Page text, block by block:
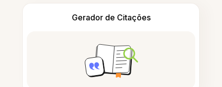
Gerador de Citações